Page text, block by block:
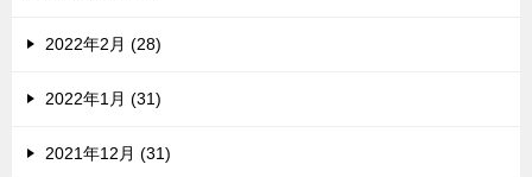
2022年2月 (28)
2022年1月 (31)
2021年12月 (31)